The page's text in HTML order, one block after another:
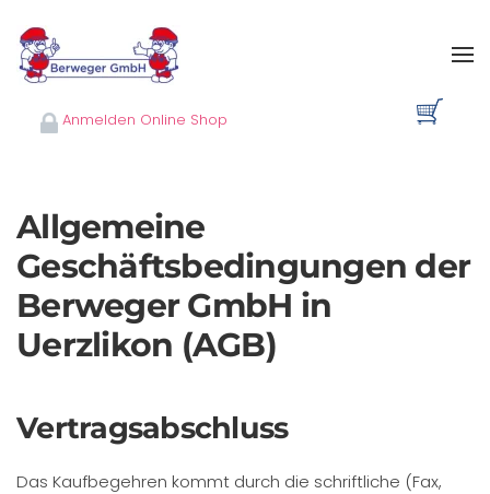
Skip to main content
Anmelden Online Shop
Allgemeine
Geschäftsbedingungen der
Berweger GmbH in
Uerzlikon (AGB)
Vertragsabschluss
Das Kaufbegehren kommt durch die schriftliche (Fax,